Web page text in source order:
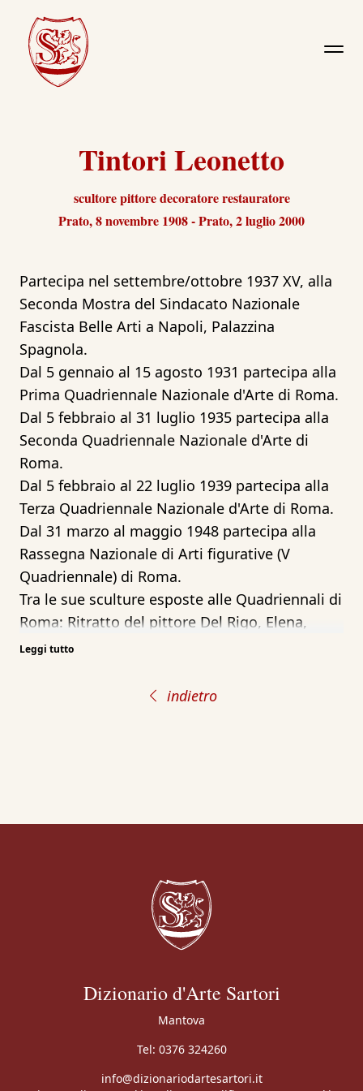
Tintori Leonetto
scultore pittore decoratore restauratore
Prato, 8 novembre 1908 - Prato, 2 luglio 2000
indietro
Partecipa nel settembre/ottobre 1937 XV, alla
Seconda Mostra del Sindacato Nazionale
Fascista Belle Arti a Napoli, Palazzina
Spagnola.
Dal 5 gennaio al 15 agosto 1931 partecipa alla
Prima Quadriennale Nazionale d'Arte di Roma.
Dal 5 febbraio al 31 luglio 1935 partecipa alla
Seconda Quadriennale Nazionale d'Arte di
Roma.
Dal 5 febbraio al 22 luglio 1939 partecipa alla
Terza Quadriennale Nazionale d'Arte di Roma.
Dal 31 marzo al maggio 1948 partecipa alla
Rassegna Nazionale di Arti figurative (V
Quadriennale) di Roma.
Tra le sue sculture esposte alle Quadriennali di
Roma: Ritratto del pittore Del Rigo, Elena,
Muratore.
Leggi tutto
Dizionario d'Arte Sartori
Mantova
Tel: 0376 324260
info@dizionariodartesartori.it